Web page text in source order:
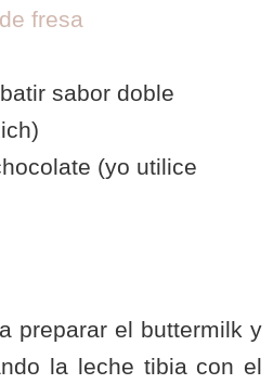
fresa
sabor doble
(yo utilice
preparar el buttermilk y
la leche tibia con el